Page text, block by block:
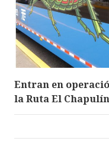
Entran en
la Ruta El